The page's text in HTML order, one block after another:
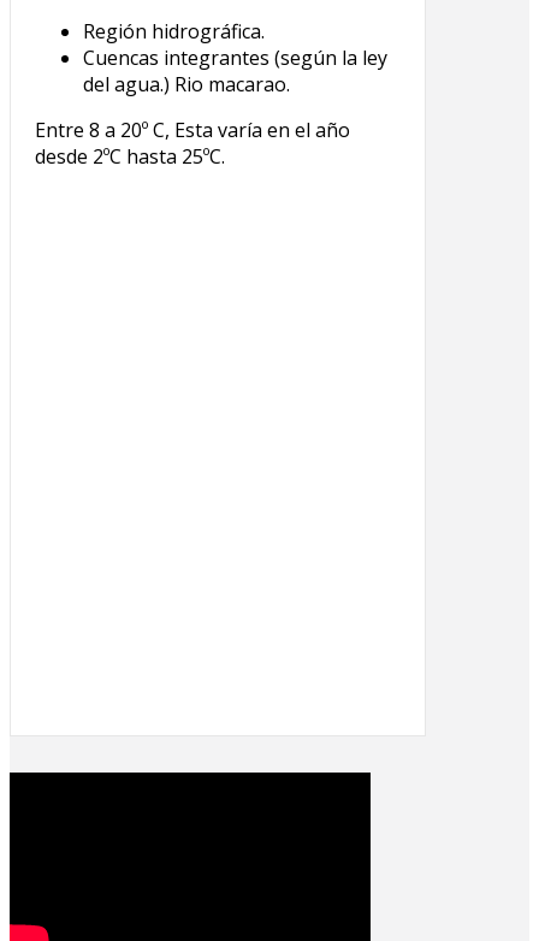
Región hidrográfica.
Cuencas integrantes (según la ley
del agua.) Rio macarao.
Entre 8 a 20º C, Esta varía en el año
desde 2ºC hasta 25ºC.